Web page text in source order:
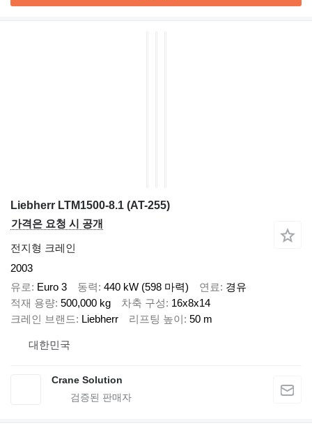
Liebherr LTM1500-8.1 (AT-255)
가격은 요청 시 공개
전지형 크레인
2003
유로
Euro 3 동력 440 kW (598 마력) 연료
경유
적재 용량 500,000 kg 차축 구성
16x8x14
크레인 브랜드
Liebherr 리프팅 높이 50 m
대한민국
Crane Solution